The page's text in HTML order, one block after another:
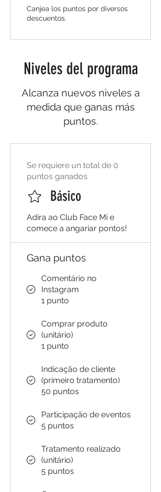
Canjea los puntos por diversos
descuentos.
Niveles del programa
Alcanza nuevos niveles a
medida que ganas más
puntos.
Básico
Se requiere un total de 0
puntos ganados
Adira ao Club Face Mi e
comece a angariar pontos!
Gana puntos
Comentário no
Instagram
1 punto
Comprar produto
(unitário)
1 punto
Indicação de cliente
(primeiro tratamento)
50 puntos
Participação de eventos
5 puntos
Tratamento realizado
(unitário)
5 puntos